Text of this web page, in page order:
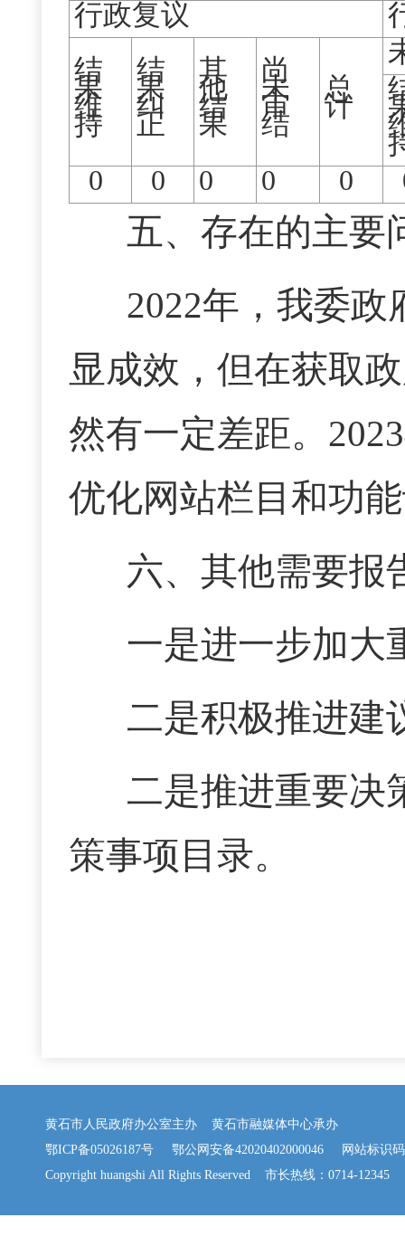
行政复议
结
果
维
持
结
果
纠
正
其
他
结
果
尚
未
审
结
总
计
0
0 0 0 0
五、存在的主要
2022年，我委
显成效，但在获取
然有一定差距。
优化网站栏目和功
六、其他需要报
一是进一步加大
二是积极推进建
二是推进重要决
策事项目录。
黄石市人民政府办公室主办 黄石市融媒体中心承办
鄂ICP备05026187号
鄂公网安备42020402000046 网站标识码
Copyright huangshi All Rights Reserved 市长热线：0714-12345